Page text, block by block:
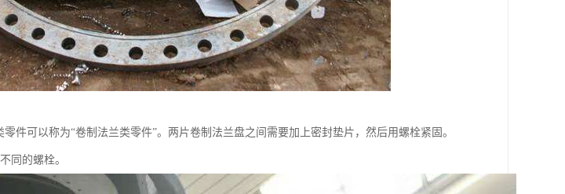
件可以称为“卷制法兰类零件”。两片卷制法兰盘之间需要加上密封垫片，然后用螺栓紧固。
同的螺栓。